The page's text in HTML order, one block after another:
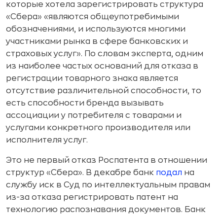
которые хотела зарегистрировать структура
«Сбера» «являются общеупотребимыми
обозначениями, и используются многими
участниками рынка в сфере банковских и
страховых услуг». По словам эксперта, одним
из наиболее частых оснований для отказа в
регистрации товарного знака является
отсутствие различительной способности, то
есть способности бренда вызывать
ассоциации у потребителя с товарами и
услугами конкретного производителя или
исполнителя услуг.
Это не первый отказ Роспатента в отношении
структур «Сбера». В декабре банк подал на
службу иск в Суд по интеллектуальным правам
из-за отказа регистрировать патент на
технологию распознавания документов. Банк